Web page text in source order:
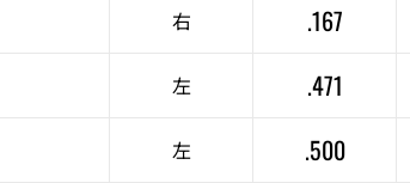
右 .167
左 .471
左 .500